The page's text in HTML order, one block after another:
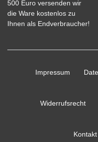
500 Euro versenden wir
die Ware kostenlos zu
Ihnen als Endverbraucher!
Impressum
Widerrufs­recht